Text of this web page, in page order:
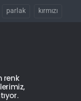
parlak kırmızı
renk